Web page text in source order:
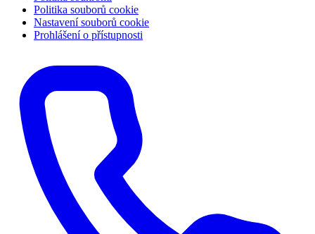
Politika souborů cookie
Nastavení souborů cookie
Prohlášení o přístupnosti